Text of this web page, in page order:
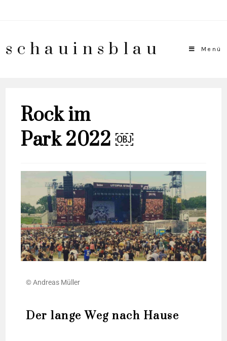
schauinsblau Menü
Rock im
Park 2022 ￼
© Andre­as Müller
Der lange Weg nach Hause